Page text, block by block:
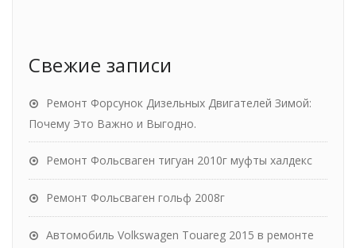
Свежие записи
Ремонт Форсунок Дизельных Двигателей Зимой:
Почему Это Важно и Выгодно.
Ремонт Фольсваген тигуан 2010г муфты халдекс
Ремонт Фольсваген гольф 2008г
Автомобиль Volkswagen Touareg 2015 в ремонте